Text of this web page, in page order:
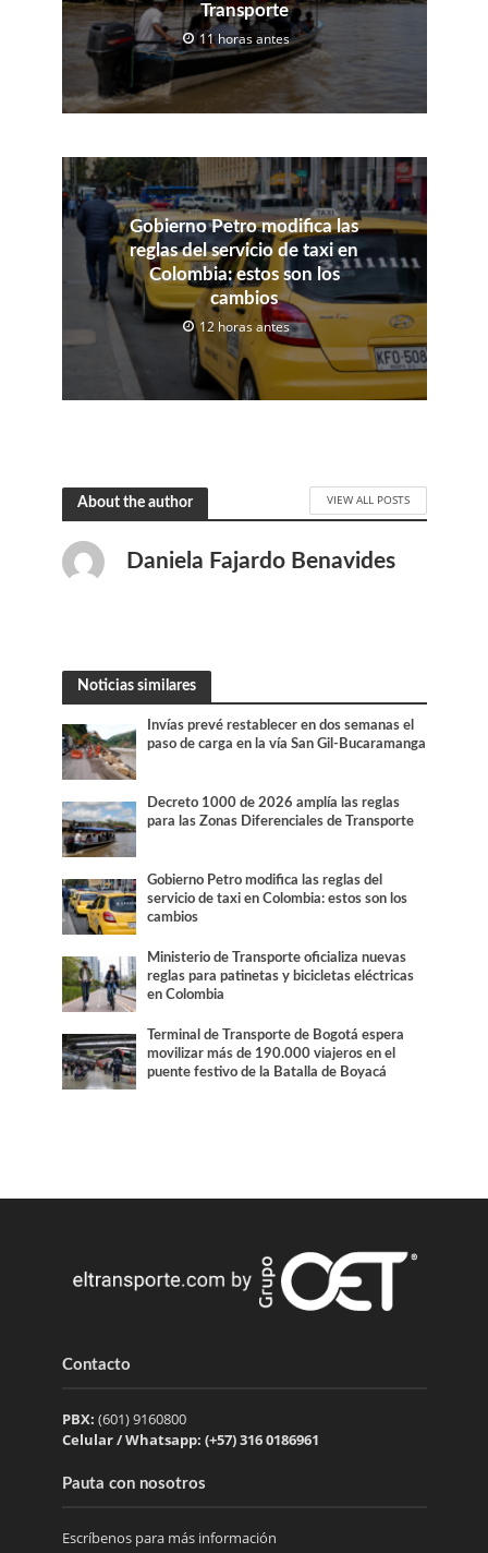
Transporte
11 horas antes
Gobierno Petro modifica las
reglas del servicio de taxi en
Colombia: estos son los
cambios
12 horas antes
About the author VIEW ALL POSTS
Daniela Fajardo Benavides
Noticias similares
Invías prevé restablecer en dos semanas el
paso de carga en la vía San Gil-Bucaramanga
Decreto 1000 de 2026 amplía las reglas
para las Zonas Diferenciales de Transporte
Gobierno Petro modifica las reglas del
servicio de taxi en Colombia: estos son los
cambios
Ministerio de Transporte oficializa nuevas
reglas para patinetas y bicicletas eléctricas
en Colombia
Terminal de Transporte de Bogotá espera
movilizar más de 190.000 viajeros en el
puente festivo de la Batalla de Boyacá
Contacto
PBX: (601) 9160800
Celular / Whatsapp: (+57) 316 0186961
Pauta con nosotros
Escríbenos para más información